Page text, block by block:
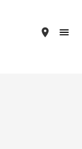
place